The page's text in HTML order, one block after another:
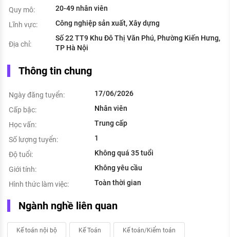
Quy mô:
20-49 nhân viên
Lĩnh vực:
Công nghiệp sản xuất, Xây dựng
Địa chỉ:
Số 22 TT9 Khu Đô Thị Văn Phú, Phường Kiến Hưng,
TP Hà Nội
Thông tin chung
Ngày đăng tuyển:
17/06/2026
Cấp bậc:
Nhân viên
Học vấn:
Trung cấp
Số lượng tuyển:
1
Độ tuổi:
Không quá 35 tuổi
Giới tính:
Không yêu cầu
Hình thức làm việc:
Toàn thời gian
Ngành nghề liên quan
Kế toán nội bộ Kế Toán Kế toán/Kiểm toán